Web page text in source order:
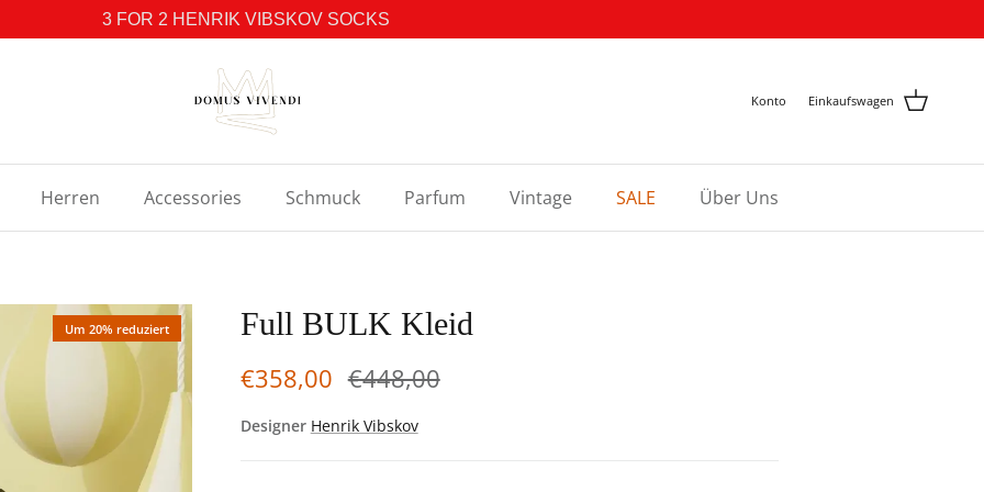
3 FOR 2 HENRIK VIBSKOV SOCKS
Konto Einkaufswagen
Herren Accessories Schmuck Parfum Vintage SALE Über Uns
Um 20% reduziert Full BULK Kleid
€358,00 €448,00
Designer Henrik Vibskov